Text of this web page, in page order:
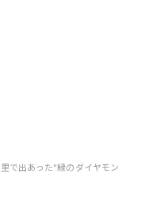
で出あった"緑のダイヤモン